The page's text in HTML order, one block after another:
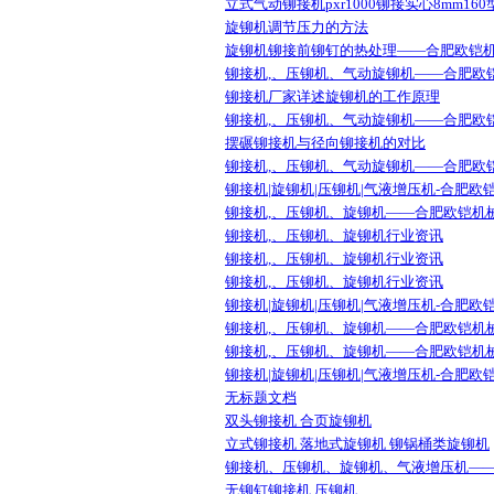
立式气动铆接机pxr1000铆接实心8mm160
旋铆机调节压力的方法
旋铆机铆接前铆钉的热处理——合肥欧铠
铆接机,、压铆机、气动旋铆机——合肥欧
铆接机厂家详述旋铆机的工作原理
铆接机,、压铆机、气动旋铆机——合肥欧
摆碾铆接机与径向铆接机的对比
铆接机,、压铆机、气动旋铆机——合肥欧
铆接机|旋铆机|压铆机|气液增压机-合肥欧
铆接机,、压铆机、旋铆机——合肥欧铠机
铆接机,、压铆机、旋铆机行业资讯
铆接机,、压铆机、旋铆机行业资讯
铆接机,、压铆机、旋铆机行业资讯
铆接机|旋铆机|压铆机|气液增压机-合肥欧
铆接机,、压铆机、旋铆机——合肥欧铠机
铆接机,、压铆机、旋铆机——合肥欧铠机
铆接机|旋铆机|压铆机|气液增压机-合肥欧
无标题文档
双头铆接机 合页旋铆机
立式铆接机 落地式旋铆机 铆锅桶类旋铆机
铆接机、压铆机、旋铆机、气液增压机